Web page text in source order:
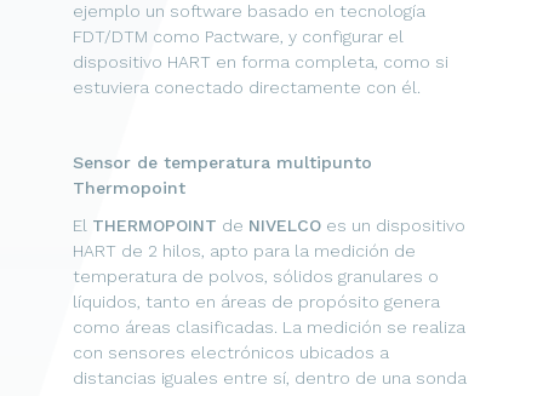
ejemplo un software basado en tecnología
FDT/DTM como Pactware, y configurar el
dispositivo HART en forma completa, como si
estuviera conectado directamente con él.
Sensor de temperatura multipunto
Thermopoint
El THERMOPOINT de NIVELCOes un dispositivo
HART de 2 hilos, apto para la medición de
temperatura de polvos, sólidos granulares o
líquidos, tanto en áreas de propósito genera
como áreas clasificadas. La medición se realiza
con sensores electrónicos ubicados a
distancias iguales entre sí, dentro de una sonda